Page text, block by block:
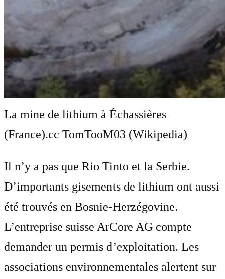
La mine de lithium à Échassières
(France).cc TomTooM03 (Wikipedia)
Il n’y a pas que Rio Tinto et la Serbie.
D’importants gisements de lithium ont aussi
été trouvés en Bosnie-Herzégovine.
L’entreprise suisse ArCore AG compte
demander un permis d’exploitation. Les
associations environnementales alertent sur